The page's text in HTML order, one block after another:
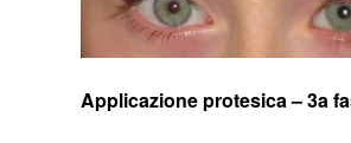
Applicazione protesica – 3a